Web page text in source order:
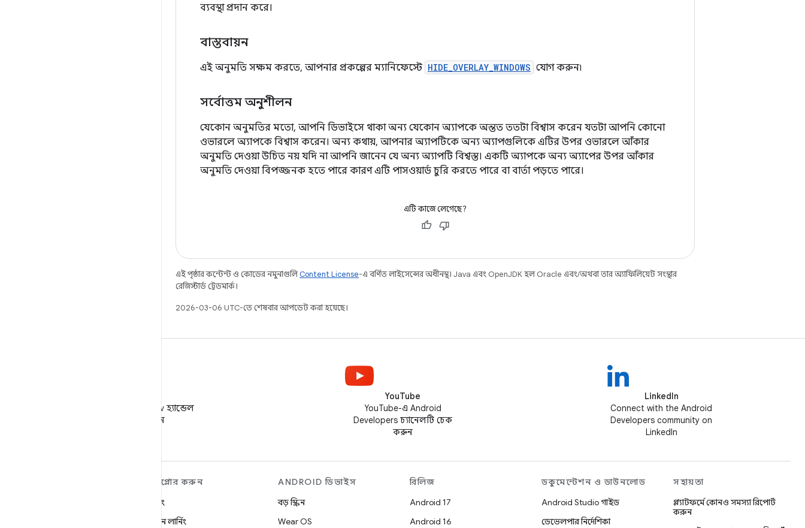
ব্যবস্থা প্রদান করে।
বাস্তবায়ন
এই অনুমতি সক্ষম করতে, আপনার প্রকল্পের ম্যানিফেস্টে HIDE_OVERLAY_WINDOWS যোগ করুন৷
সর্বোত্তম অনুশীলন
যেকোন অনুমতির মতো, আপনি ডিভাইসে থাকা অন্য যেকোন অ্যাপকে অন্তত ততটা বিশ্বাস করেন যতটা আপনি কোনো
ওভারলে অ্যাপকে বিশ্বাস করেন। অন্য কথায়, আপনার অ্যাপটিকে অন্য অ্যাপগুলিকে এটির উপর ওভারলে আঁকার
অনুমতি দেওয়া উচিত নয় যদি না আপনি জানেন যে অন্য অ্যাপটি বিশ্বস্ত। একটি অ্যাপকে অন্য অ্যাপের উপর আঁকার
অনুমতি দেওয়া বিপজ্জনক হতে পারে কারণ এটি পাসওয়ার্ড চুরি করতে পারে বা বার্তা পড়তে পারে।
এটি কাজে লেগেছে?
এই পৃষ্ঠার কন্টেন্ট ও কোডের নমুনাগুলিContent License-এ বর্ণিত লাইসেন্সের অধীনস্থ। Java এবং OpenJDK হল Oracle এবং/অথবা তার অ্যাফিলিয়েট সংস্থার
রেজিস্টার্ড ট্রেডমার্ক।
2026-03-06 UTC-তে শেষবার আপডেট করা হয়েছে।
X-এ @AndroidDev হ্যান্ডেল
ফলো করুন
YouTube
YouTube-এ Android
Developers চ্যানেলটি চেক
করুন
LinkedIn
Connect with the Android
Developers community on
LinkedIn
এক্সপ্লোর করুন
গেমিং
মেশিন লার্নিং
ANDROID ডিভাইস
বড় স্ক্রিন
Wear OS
রিলিজ
Android 17
Android 16
ডকুমেন্টেশন ও ডাউনলোড
Android Studio গাইড
ডেভেলপার নির্দেশিকা
সহায়তা
প্ল্যাটফর্মে কোনও সমস্যা রিপোর্ট
করুন